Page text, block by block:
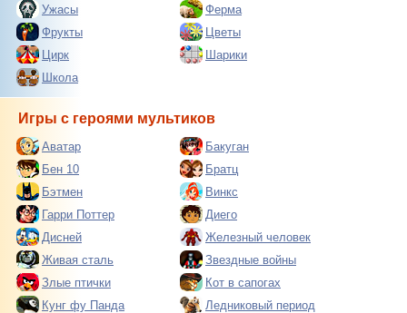
Ужасы
Ферма
Фрукты
Цветы
Цирк
Шарики
Школа
Игры с героями мультиков
Аватар
Бакуган
Бен 10
Братц
Бэтмен
Винкс
Гарри Поттер
Диего
Дисней
Железный человек
Живая сталь
Звездные войны
Злые птички
Кот в сапогах
Кунг фу Панда
Ледниковый период